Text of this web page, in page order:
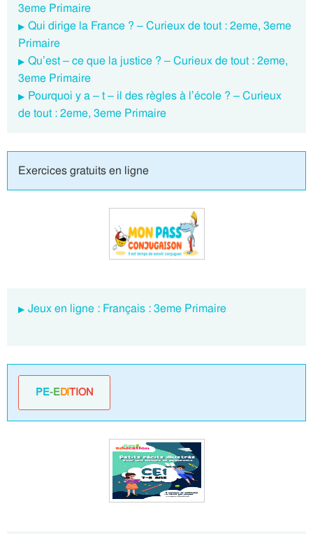
3eme Primaire
Qui dirige la France ? – Curieux de tout : 2eme, 3eme
Primaire
Qu’est – ce que la justice ? – Curieux de tout : 2eme,
3eme Primaire
Pourquoi y a – t – il des règles à l’école ? – Curieux
de tout : 2eme, 3eme Primaire
Exercices gratuits en ligne
Jeux en ligne : Français : 3eme Primaire
PE-EDITION